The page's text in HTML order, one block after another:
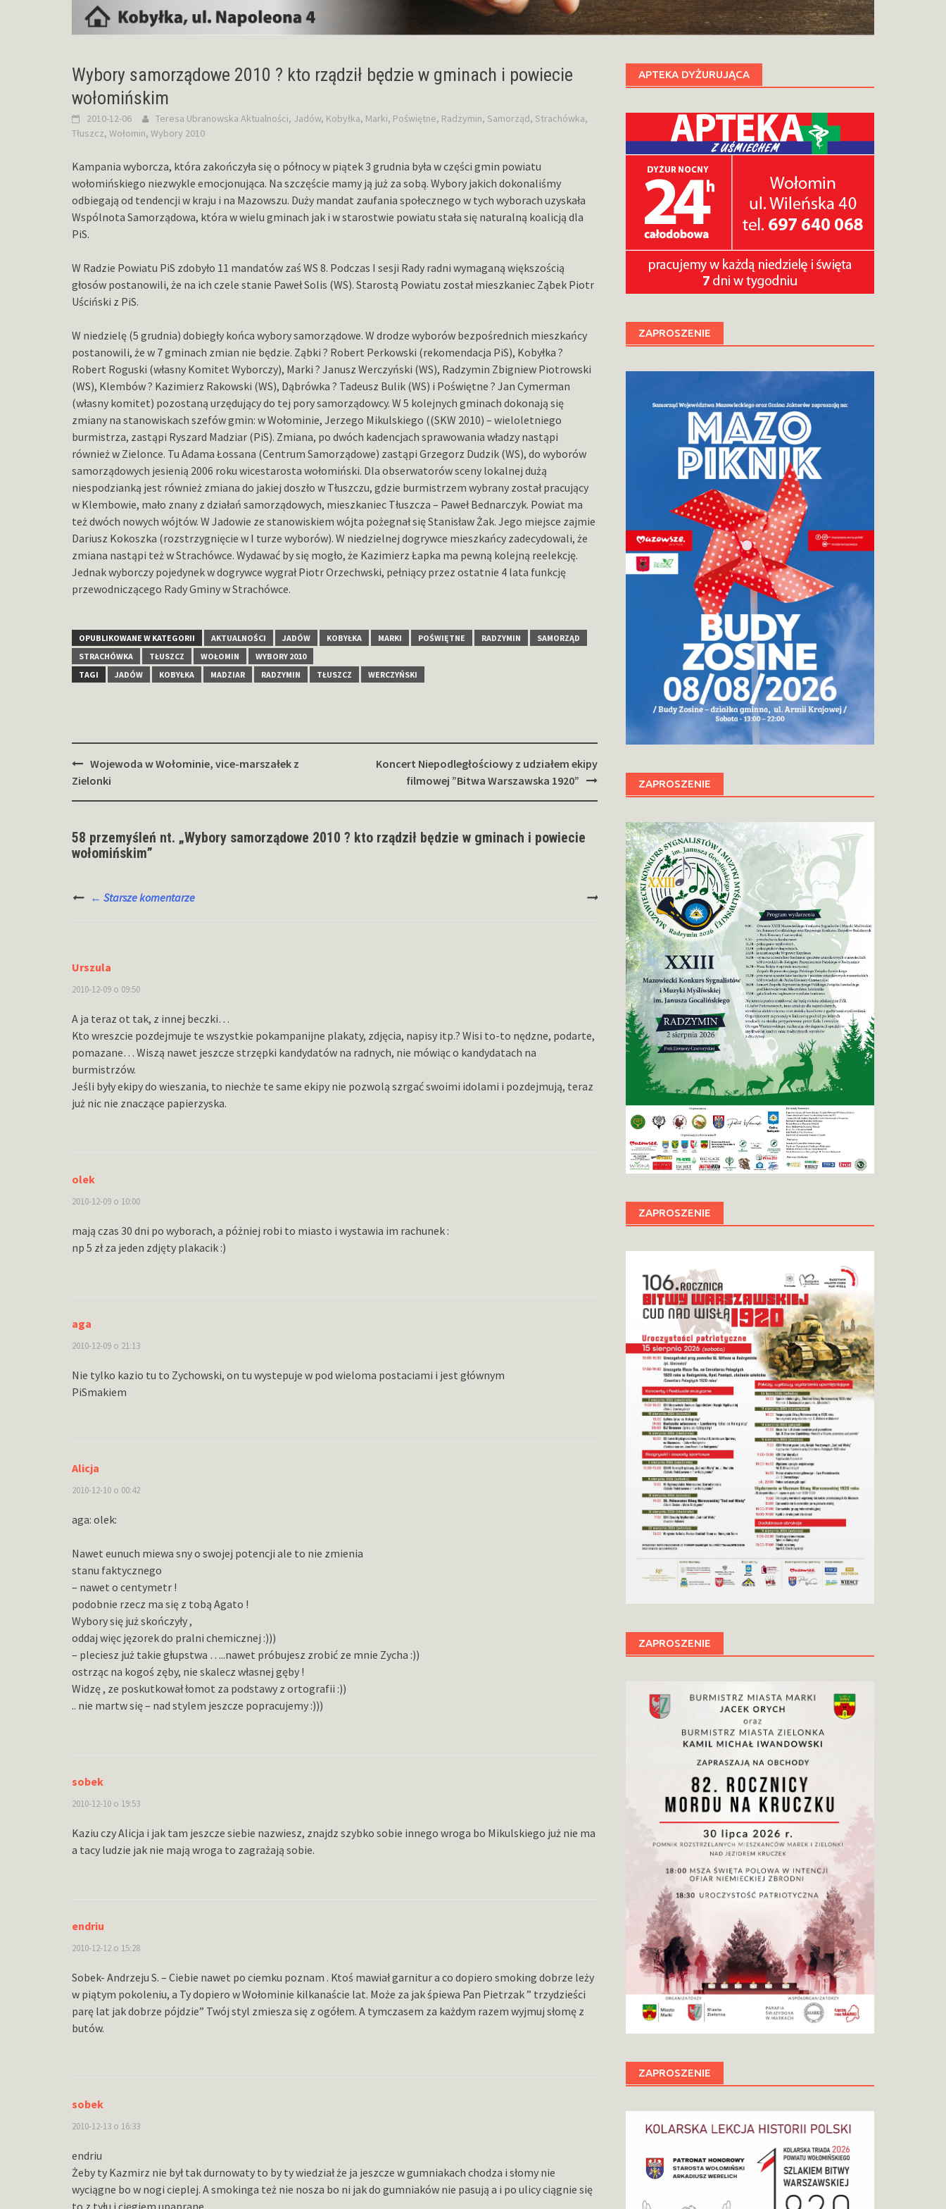
Wybory samorządowe 2010 ? kto rządził będzie w gminach i powiecie
wołomińskim
2010-12-06 Teresa Ubranowska Aktualności, Jadów, Kobyłka, Marki, Poświętne, Radzymin, Samorząd, Strachówka,
Tłuszcz, Wołomin, Wybory 2010
Kampania wyborcza, która zakończyła się o północy w piątek 3 grudnia była w części gmin powiatu
wołomińskiego niezwykle emocjonująca. Na szczęście mamy ją już za sobą. Wybory jakich dokonaliśmy
odbiegają od tendencji w kraju i na Mazowszu. Duży mandat zaufania społecznego w tych wyborach uzyskała
Wspólnota Samorządowa, która w wielu gminach jak i w starostwie powiatu stała się naturalną koalicją dla
PiS.
W Radzie Powiatu PiS zdobyło 11 mandatów zaś WS 8. Podczas I sesji Rady radni wymaganą większością
głosów postanowili, że na ich czele stanie Paweł Solis (WS). Starostą Powiatu został mieszkaniec Ząbek Piotr
Uściński z PiS.
W niedzielę (5 grudnia) dobiegły końca wybory samorządowe. W drodze wyborów bezpośrednich mieszkańcy
postanowili, że w 7 gminach zmian nie będzie. Ząbki ? Robert Perkowski (rekomendacja PiS), Kobyłka ?
Robert Roguski (własny Komitet Wyborczy), Marki ? Janusz Werczyński (WS), Radzymin Zbigniew Piotrowski
(WS), Klembów ? Kazimierz Rakowski (WS), Dąbrówka ? Tadeusz Bulik (WS) i Poświętne ? Jan Cymerman
(własny komitet) pozostaną urzędujący do tej pory samorządowcy. W 5 kolejnych gminach dokonają się
zmiany na stanowiskach szefów gmin: w Wołominie, Jerzego Mikulskiego ((SKW 2010) – wieloletniego
burmistrza, zastąpi Ryszard Madziar (PiS). Zmiana, po dwóch kadencjach sprawowania władzy nastąpi
również w Zielonce. Tu Adama Łossana (Centrum Samorządowe) zastąpi Grzegorz Dudzik (WS), do wyborów
samorządowych jesienią 2006 roku wicestarosta wołomiński. Dla obserwatorów sceny lokalnej dużą
niespodzianką jest również zmiana do jakiej doszło w Tłuszczu, gdzie burmistrzem wybrany został pracujący
w Klembowie, mało znany z działań samorządowych, mieszkaniec Tłuszcza – Paweł Bednarczyk. Powiat ma
też dwóch nowych wójtów. W Jadowie ze stanowiskiem wójta pożegnał się Stanisław Żak. Jego miejsce zajmie
Dariusz Kokoszka (rozstrzygnięcie w I turze wyborów). W niedzielnej dogrywce mieszkańcy zadecydowali, że
zmiana nastąpi też w Strachówce. Wydawać by się mogło, że Kazimierz Łapka ma pewną kolejną reelekcję.
Jednak wyborczy pojedynek w dogrywce wygrał Piotr Orzechwski, pełniący przez ostatnie 4 lata funkcję
przewodniczącego Rady Gminy w Strachówce.
OPUBLIKOWANE W KATEGORII AKTUALNOŚCI JADÓW KOBYŁKA MARKI POŚWIĘTNE RADZYMIN
SAMORZĄD
STRACHÓWKA
TŁUSZCZ WOŁOMIN
WYBORY 2010
TAGI
JADÓW KOBYŁKA MADZIAR RADZYMIN TŁUSZCZ WERCZYŃSKI
Zobacz
wpisy
Wojewoda w Wołominie, vice-marszałek z
Zielonki
Koncert Niepodległościowy z udziałem ekipy
filmowej ”Bitwa Warszawska 1920”
58 przemyśleń nt. „Wybory samorządowe 2010 ? kto rządził będzie w gminach i powiecie
wołomińskim”
Nawigacja
← Starsze komentarze
Urszula
2010-12-09 o 09:50
A ja teraz ot tak, z innej beczki…
Kto wreszcie pozdejmuje te wszystkie pokampanijne plakaty, zdjęcia, napisy itp.? Wisi to-to nędzne, podarte,
pomazane… Wiszą nawet jeszcze strzępki kandydatów na radnych, nie mówiąc o kandydatach na
burmistrzów.
Jeśli były ekipy do wieszania, to niechże te same ekipy nie pozwolą szrgać swoimi idolami i pozdejmują, teraz
już nic nie znaczące papierzyska.
olek
2010-12-09 o 10:00
mają czas 30 dni po wyborach, a póżniej robi to miasto i wystawia im rachunek :
np 5 zł za jeden zdjęty plakacik :)
aga
2010-12-09 o 21:13
Nie tylko kazio tu to Zychowski, on tu wystepuje w pod wieloma postaciami i jest głównym
PiSmakiem
Alicja
2010-12-10 o 00:42
aga: olek:
Nawet eunuch miewa sny o swojej potencji ale to nie zmienia
stanu faktycznego
– nawet o centymetr !
podobnie rzecz ma się z tobą Agato !
Wybory się już skończyły ,
oddaj więc jęzorek do pralni chemicznej :)))
– pleciesz już takie głupstwa …..nawet próbujesz zrobić ze mnie Zycha :))
ostrząc na kogoś zęby, nie skalecz własnej gęby !
Widzę , ze poskutkował łomot za podstawy z ortografii :))
.. nie martw się – nad stylem jeszcze popracujemy :)))
sobek
2010-12-10 o 19:53
Kaziu czy Alicja i jak tam jeszcze siebie nazwiesz, znajdz szybko sobie innego wroga bo Mikulskiego już nie ma
a tacy ludzie jak nie mają wroga to zagrażają sobie.
endriu
2010-12-12 o 15:28
Sobek- Andrzeju S. – Ciebie nawet po ciemku poznam . Ktoś mawiał garnitur a co dopiero smoking dobrze leży
w piątym pokoleniu, a Ty dopiero w Wołominie kilkanaście lat. Może za jak śpiewa Pan Pietrzak ” trzydzieści
parę lat jak dobrze pójdzie” Twój styl zmiesza się z ogółem. A tymczasem za każdym razem wyjmuj słomę z
butów.
sobek
2010-12-13 o 16:33
endriu
Żeby ty Kazmirz nie był tak durnowaty to by ty wiedział że ja jeszcze w gumniakach chodza i słomy nie
wyciągne bo w nogi cieplej. A smokinga też nie nosza bo ni jak do gumniaków nie pasują a i po ulicy ciągnie się
to z tyłu i cięgiem upaprane.
APTEKA DYŻURUJĄCA
ZAPROSZENIE
ZAPROSZENIE
ZAPROSZENIE
ZAPROSZENIE
ZAPROSZENIE